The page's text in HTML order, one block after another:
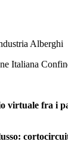
Alberghi
Italiana
virtuale fra i